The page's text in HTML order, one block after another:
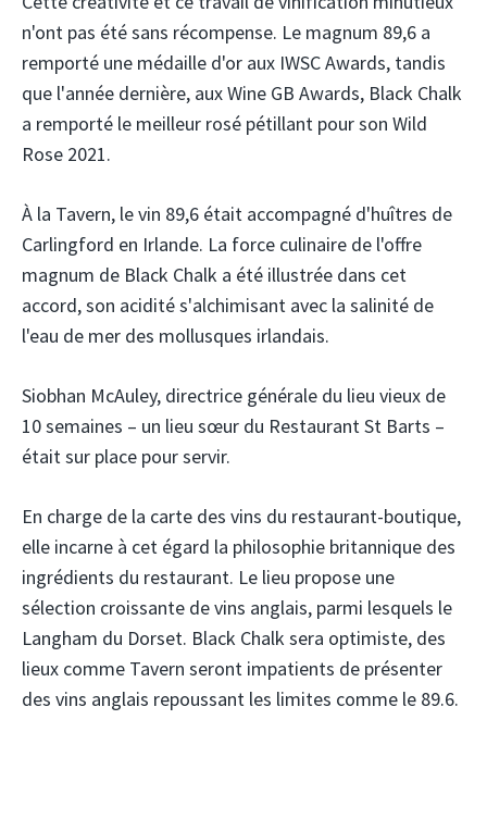
n'ont pas été sans récompense. Le magnum 89,6 a
remporté une médaille d'or aux IWSC Awards, tandis
que l'année dernière, aux Wine GB Awards, Black Chalk
a remporté le meilleur rosé pétillant pour son Wild
Rose 2021.
À la Tavern, le vin 89,6 était accompagné d'huîtres de
Carlingford en Irlande. La force culinaire de l'offre
magnum de Black Chalk a été illustrée dans cet
accord, son acidité s'alchimisant avec la salinité de
l'eau de mer des mollusques irlandais.
Siobhan McAuley, directrice générale du lieu vieux de
10 semaines – un lieu sœur du Restaurant St Barts –
était sur place pour servir.
En charge de la carte des vins du restaurant-boutique,
elle incarne à cet égard la philosophie britannique des
ingrédients du restaurant. Le lieu propose une
sélection croissante de vins anglais, parmi lesquels le
Langham du Dorset. Black Chalk sera optimiste, des
lieux comme Tavern seront impatients de présenter
des vins anglais repoussant les limites comme le 89.6.